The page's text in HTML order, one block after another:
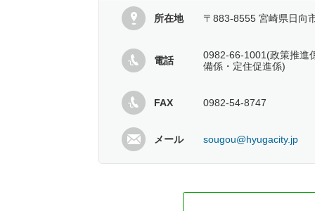
所在地 〒883-8555 宮崎県日向
電話
0982-66-1001(政策推進
備係・定住促進係)
FAX 0982-54-8747
メール sougou@hyugacity.jp